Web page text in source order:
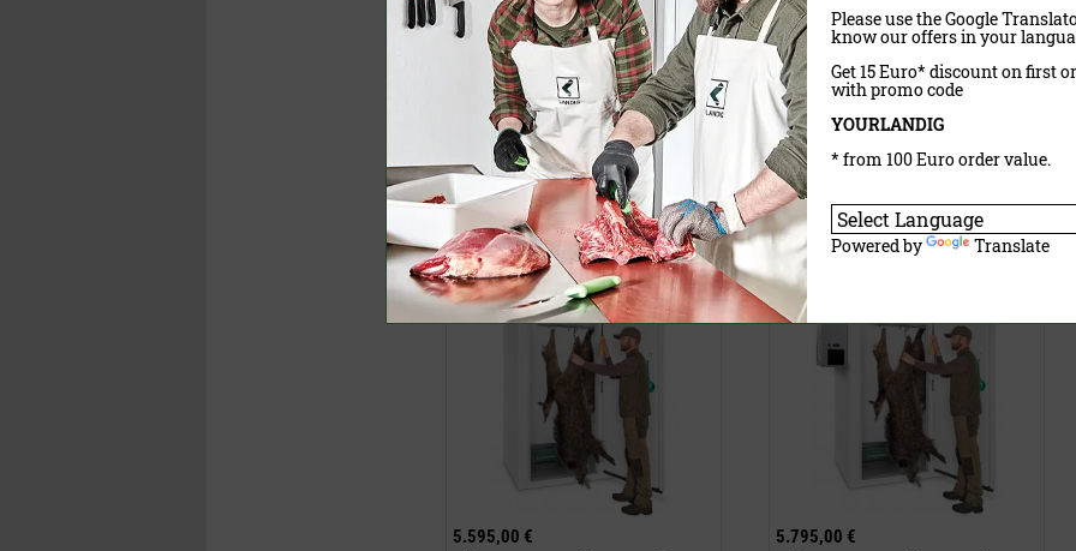
5.795,00 €
inklusive MwSt.exkl.Versandkosten
Jetzt kaufen
5.795,00 €
inklusive MwSt.exkl.Versandkosten
Jetzt kaufen
Wildkühlzelle 2110 mm
Deckenkühlung
5.595,00 €
Wildkühlzelle 2410 mm
Seitenwandkühlung
5.795,00 €
Please use the Google
know our offers in your
Get 15 Euro* discount on first
with promo code
YOURLANDIG
* from 100 Euro order value.
Powered by Translate